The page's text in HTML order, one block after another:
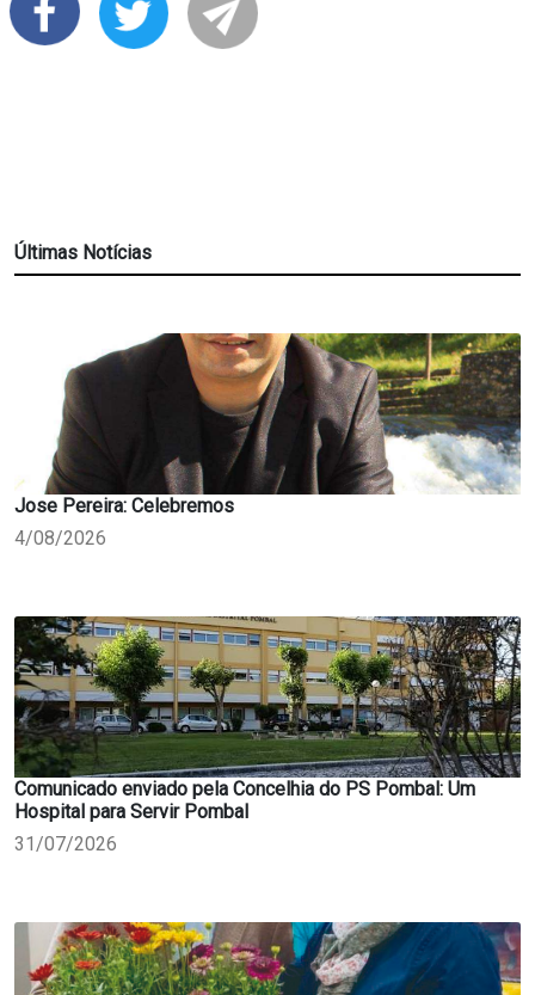
Últimas Notícias
Jose Pereira: Celebremos
4/08/2026
Comunicado enviado pela Concelhia do PS Pombal: Um
Hospital para Servir Pombal
31/07/2026